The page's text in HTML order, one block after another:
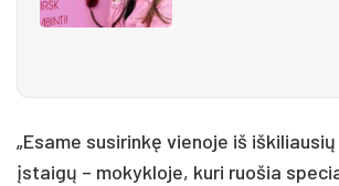
„Esame susirinkę vienoje iš
įstaigų – mokykloje, kuri ruošia